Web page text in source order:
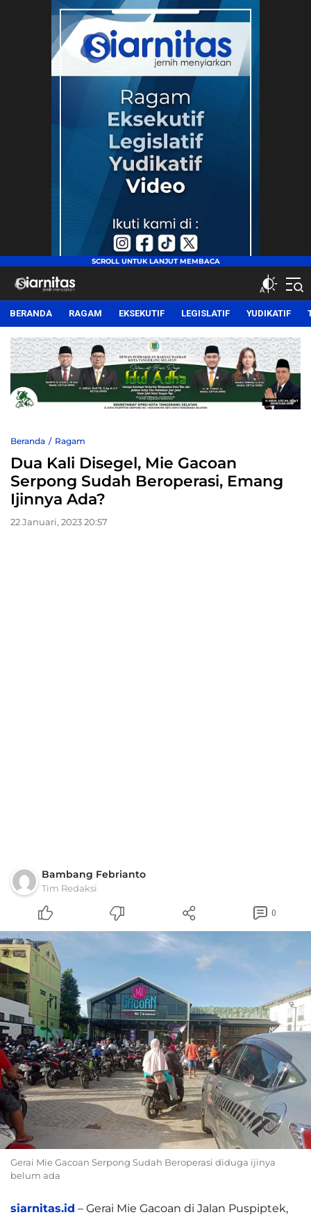
siarnitas
Jernih Menyiarkan
BERANDA RAGAM EKSEKUTIF LEGISLATIF YUDIKATIF
Beranda Ragam
Dua Kali Disegel, Mie Gacoan
Serpong Sudah Beroperasi, Emang
Ijinnya Ada?
22 Januari, 2023 20:57
Bambang Febrianto
Tim Redaksi
0
Gerai Mie Gacoan Serpong Sudah Beroperasi diduga ijinya
belum ada
siarnitas.id – Gerai Mie Gacoan di Jalan Puspiptek,